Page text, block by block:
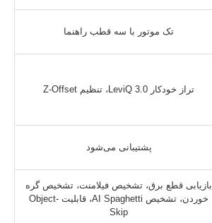
تک موتور با سه قطب راهنما
تراز خودکار LeviQ 3.0، تنظیم Z-Offset
پشتیبانی می‌شود
بازیابی قطع برق، تشخیص فیلامنت، تشخیص گره
خوردن، تشخیص AI Spaghetti، قابلیت Object-
Skip